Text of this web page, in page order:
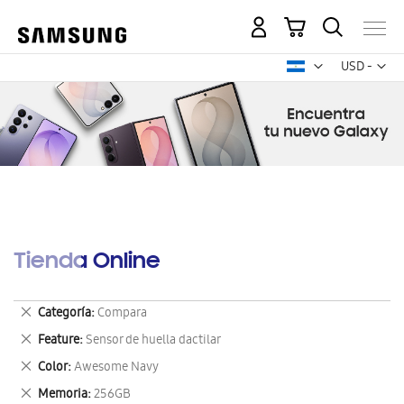
USD -
dólar
Mi carrito
Tienda Online
Categoría Compara
Eliminar
este
artículo
Feature Sensor de huella dactilar
Eliminar
este
artículo
Color Awesome Navy
Eliminar
este
Memoria 256GB
Eliminar